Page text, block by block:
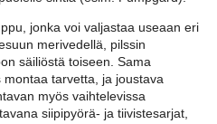
jonka voi valjastaa useaan eri
merivedellä, pilssin
säiliöstä toiseen. Sama
tarvetta, ja joustava
myös vaihtelevissa
siipipyörä- ja tiivistesarjat,